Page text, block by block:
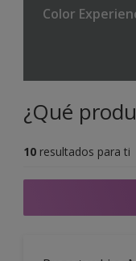
Color
¿Qué
10 resultados para ti